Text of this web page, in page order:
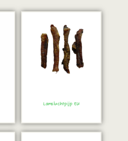
Lamsluchtpijp EU